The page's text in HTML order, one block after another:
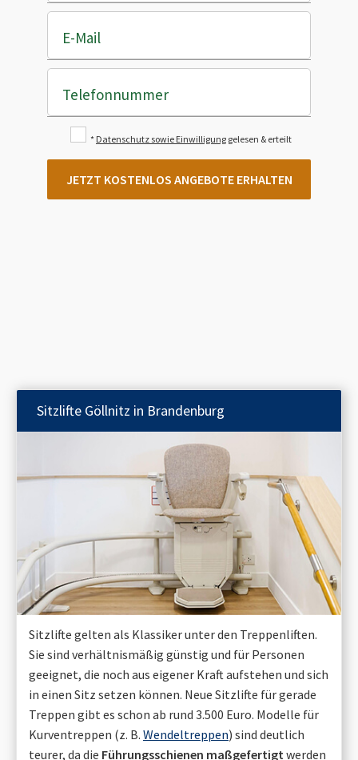
E-Mail
Telefonnummer
* Datenschutz sowie Einwilligung gelesen & erteilt
JETZT KOSTENLOS ANGEBOTE ERHALTEN
Sitzlifte Göllnitz in Brandenburg
Sitzlifte gelten als Klassiker unter den Treppenliften.
Sie sind verhältnismäßig günstig und für Personen
geeignet, die noch aus eigener Kraft aufstehen und sich
in einen Sitz setzen können. Neue Sitzlifte für gerade
Treppen gibt es schon ab rund 3.500 Euro. Modelle für
Kurventreppen (z. B. Wendeltreppen) sind deutlich
teurer, da die Führungsschienen maßgefertigt werden